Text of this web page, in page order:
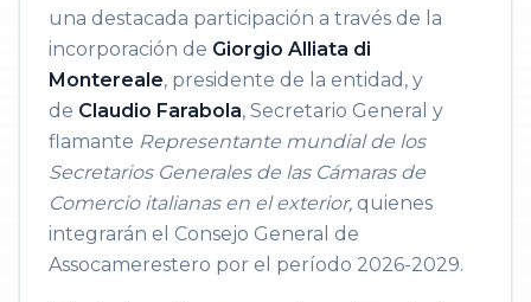
una destacada participación a través de la
incorporación de Giorgio Alliata di
Montereale, presidente de la entidad, y
de Claudio Farabola, Secretario General y
flamante Representante mundial de los
Secretarios Generales de las Cámaras de
Comercio italianas en el exterior, quienes
integrarán el Consejo General de
Assocamerestero por el período 2026-2029.